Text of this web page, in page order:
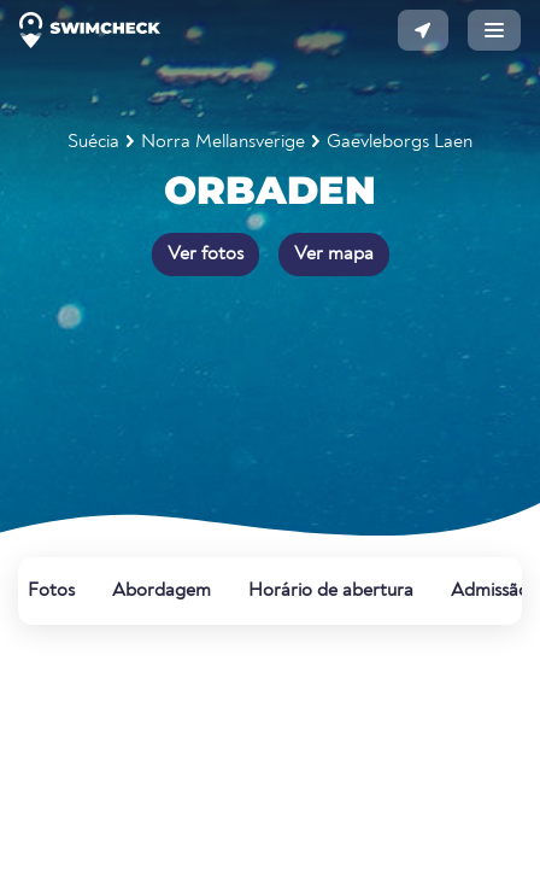
Suécia Norra Mellansverige Gaevleborgs Laen
ORBADEN
Ver fotos Ver mapa
Fotos Abordagem Horário de abertura Admissão